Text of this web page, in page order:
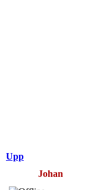
Upp
Johan